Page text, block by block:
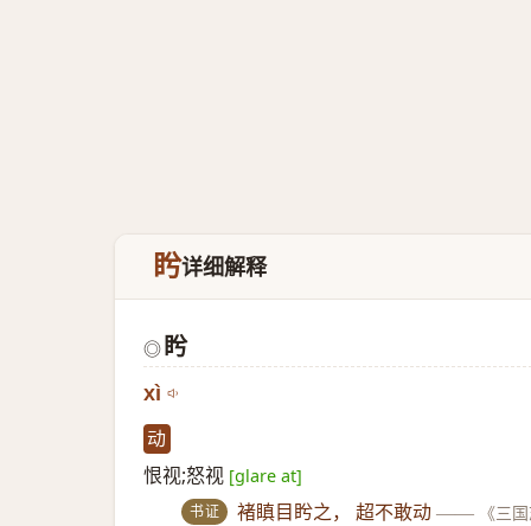
盻详细解释
◎ 盻
xì
动
恨视;怒视 [glare at]
书证 褚瞋目盻之， 超不敢动 —— 《三